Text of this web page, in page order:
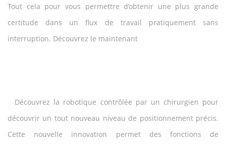
Tout cela pour vous permettre d’obtenir une plus grande
certitude dans un flux de travail pratiquement sans
interruption. Découvrez le maintenant
Découvrez la robotique contrôlée par un chirurgien pour
découvrir un tout nouveau niveau de positionnement précis.
Cette nouvelle innovation permet des fonctions de